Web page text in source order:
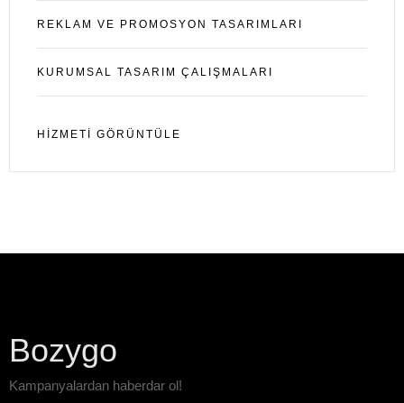
REKLAM VE PROMOSYON TASARIMLARI
KURUMSAL TASARIM ÇALIŞMALARI
HIZMETI GÖRÜNTÜLE
Bozygo
Kampanyalardan haberdar ol!